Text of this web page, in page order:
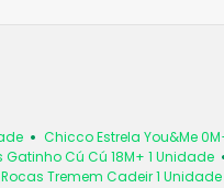
Chicco Estrela You&Me
Gatinho Cú Cú 18M+ 1 Unidade
Tremem Cadeir 1 Unidade